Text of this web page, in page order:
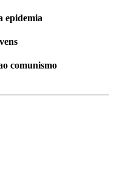
epidemia
comunismo